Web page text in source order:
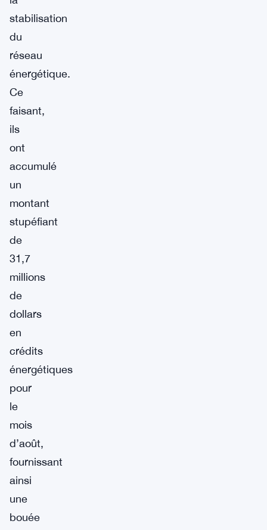
stabilisation
du
réseau
énergétique.
Ce
faisant,
ils
ont
accumulé
un
montant
stupéfiant
de
31,7
millions
de
dollars
en
crédits
énergétiques
pour
le
mois
d’août,
fournissant
ainsi
une
bouée